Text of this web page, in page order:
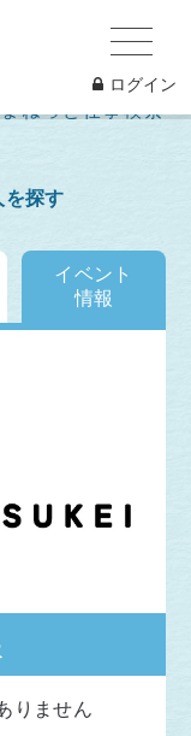
ログイン
ねっと仕事検索
を探す
イベント
情報
りません